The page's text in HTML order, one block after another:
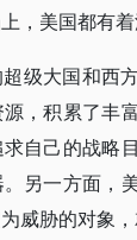
，美国都有着
级大国和西
，积累了丰
自己的战略
另一方面，
威胁的对象